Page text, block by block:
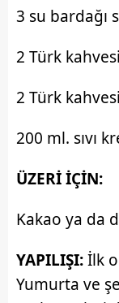
3 su bardağı
2 Türk
2 Türk
200 ml. sıvı
ÜZERİ İÇİN:
Kakao ya da
YAPILIŞI:İlk
Yumurta ve